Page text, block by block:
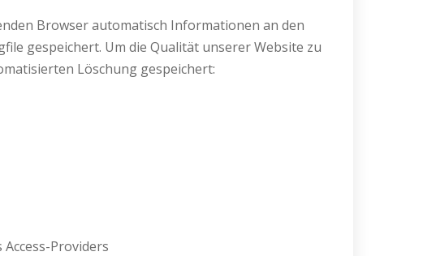
Browser automatisch Informationen an den
gespeichert. Um die Qualität unserer Website zu
Löschung gespeichert:
Providers